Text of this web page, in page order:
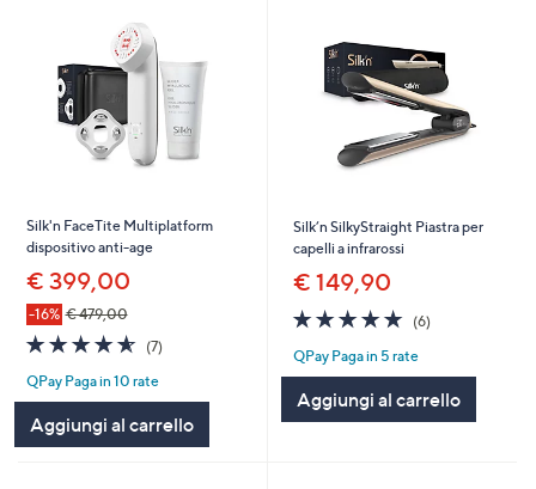
dispositivi
Silk'n FaceTite Multiplatform
dispositivo anti-age
€ 399,00
-16% € 479,00
4.6
of
5
Stars
(7)7
QPay Paga in 10 rate
Aggiungi al carrello
Silk’n SilkyStraight Piastra per
capelli a infrarossi
€ 149,90
4.7
of
5
Stars
(6)6
QPay Paga in 5 rate
Aggiungi al carrello